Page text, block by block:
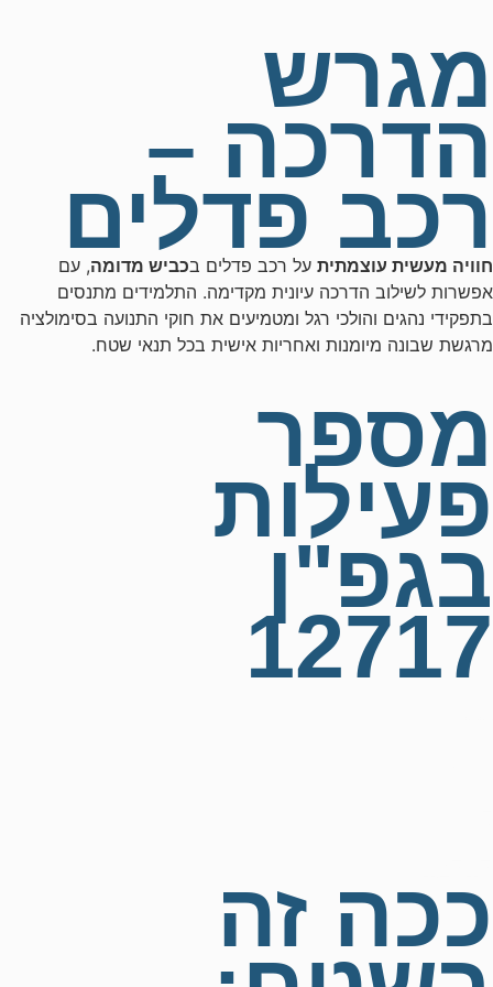
מגרש
הדרכה –
רכב פדלים
חוויה מעשית עוצמתית על רכב פדלים בכביש מדומה, עם
אפשרות לשילוב הדרכה עיונית מקדימה. התלמידים מתנסים
בתפקידי נהגים והולכי רגל ומטמיעים את חוקי התנועה בסימולציה
מרגשת שבונה מיומנות ואחריות אישית בכל תנאי שטח.
מספר
פעילות
בגפ"ן
12717
ככה זה